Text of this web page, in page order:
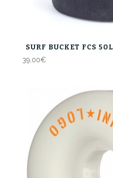
SURF BUCKET FCS 50L
39,00€